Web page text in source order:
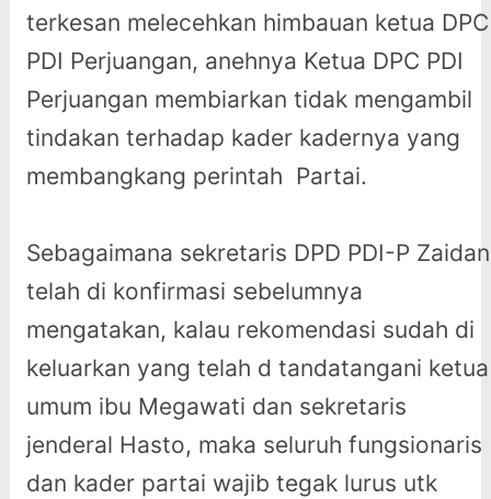
terkesan melecehkan himbauan ketua DPC
PDI Perjuangan, anehnya Ketua DPC PDI
Perjuangan membiarkan tidak mengambil
tindakan terhadap kader kadernya yang
membangkang perintah Partai.
Sebagaimana sekretaris DPD PDI-P Zaidan
telah di konfirmasi sebelumnya
mengatakan, kalau rekomendasi sudah di
keluarkan yang telah d tandatangani ketua
umum ibu Megawati dan sekretaris
jenderal Hasto, maka seluruh fungsionaris
dan kader partai wajib tegak lurus utk